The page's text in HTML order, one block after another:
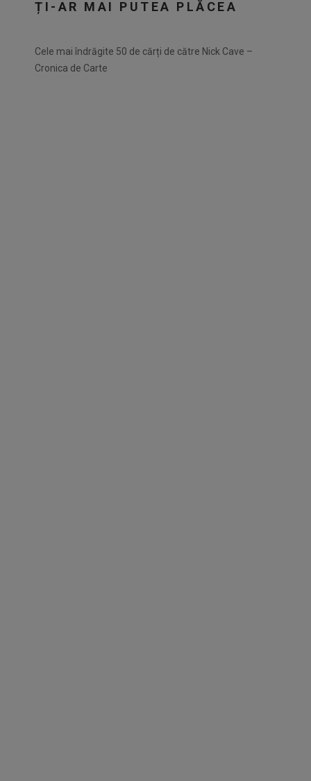
ȚI-AR MAI PUTEA PLĂCEA
Cele mai îndrăgite 50 de cărți de către Nick Cave –
Cronica de Carte